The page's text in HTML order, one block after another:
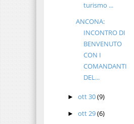
turismo ...
ANCONA:
INCONTRO DI
BENVENUTO
CON I
COMANDANTI
DEL...
►ott 30(9)
►ott 29(6)